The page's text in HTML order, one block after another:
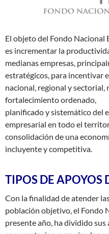
El objeto del Fondo Nacional
es incrementar la
medianas empresas,
estratégicos, para incentivar
nacional, regional y sectorial,
fortalecimiento ordenado,
planificado y sistemático del
empresarial en todo el
consolidación de una
incluyente y competitiva.
TIPOS DE APOYOS
Con la finalidad de atender
población objetivo, el Fondo
presente año, ha dividido